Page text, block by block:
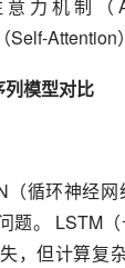
意 力 机 制 （
Attention
模型对比
循环神经
。 LSTM（
，但计算复